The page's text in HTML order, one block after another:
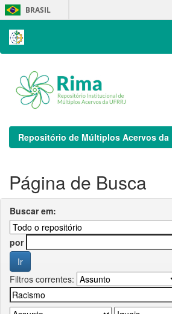
Skip
navigation
BRASIL
Repositório de Múltiplos Acervos da
Página de Busca
Buscar em:
por
Filtros correntes: